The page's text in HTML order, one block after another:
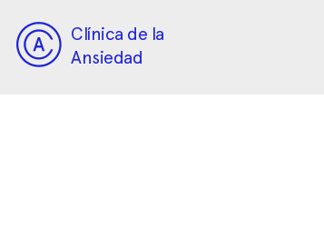
Clínica de la
Ansiedad